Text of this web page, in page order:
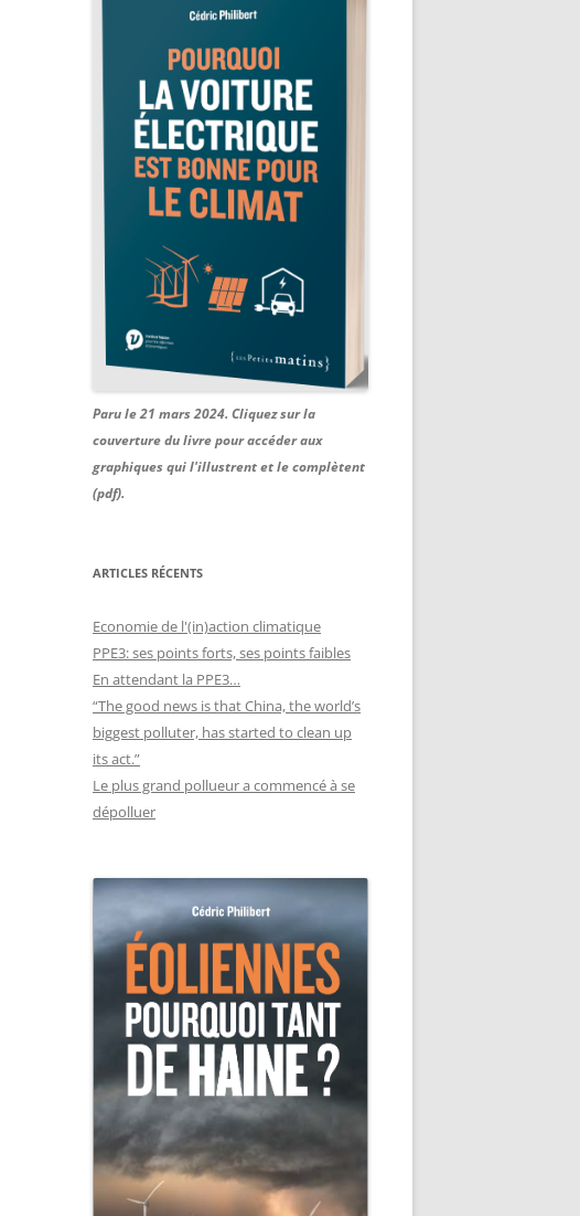
Paru le 21 mars 2024. Cliquez sur la
couverture du livre pour accéder aux
graphiques qui l'illustrent et le complètent
(pdf).
ARTICLES RÉCENTS
Economie de l'(in)action climatique
PPE3: ses points forts, ses points faibles
En attendant la PPE3…
“The good news is that China, the world’s
biggest polluter, has started to clean up
its act.”
Le plus grand pollueur a commencé à se
dépolluer